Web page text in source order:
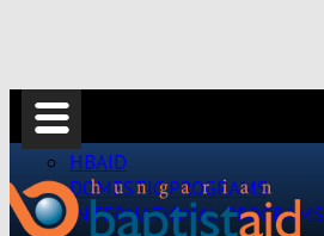
HBAID
DOMESTIC PROGRAMS
INTERNATIONAL PROGRAMS